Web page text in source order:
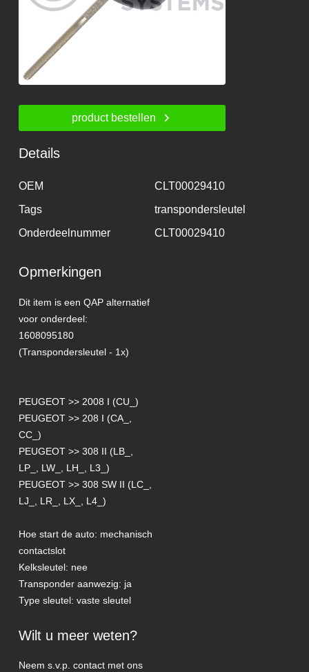
product bestellen
Details
OEM
CLT00029410
Tags
transpondersleutel
Onderdeelnummer
CLT00029410
Opmerkingen
Dit item is een QAP alternatief
voor onderdeel:
1608095180
(Transpondersleutel - 1x)
PEUGEOT >> 2008 I (CU_)
PEUGEOT >> 208 I (CA_,
CC_)
PEUGEOT >> 308 II (LB_,
LP_, LW_, LH_, L3_)
PEUGEOT >> 308 SW II (LC_,
LJ_, LR_, LX_, L4_)
Hoe start de auto: mechanisch
contactslot
Kelksleutel: nee
Transponder aanwezig: ja
Type sleutel: vaste sleutel
Wilt u meer weten?
Neem s.v.p. contact met ons